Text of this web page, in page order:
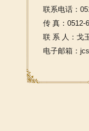
联系电话：
传 真：0512-
联 系 人：戈
电子邮箱：